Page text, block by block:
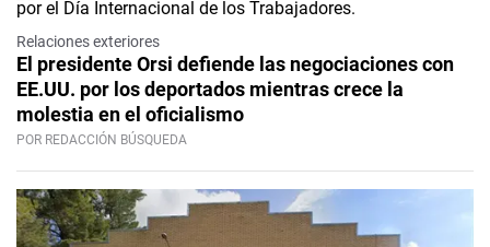
Relaciones exteriores
El presidente Orsi defiende las negociaciones con
EE.UU. por los deportados mientras crece la
molestia en el oficialismo
POR REDACCIÓN BÚSQUEDA